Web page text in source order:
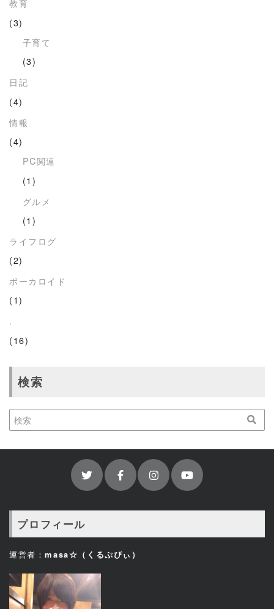
教育
(3)
子育て
(3)
日記
(4)
情報
(4)
PC関連
(1)
グルメ
(1)
ライフログ
(2)
ボーカロイド
(1)
.
(16)
検索
プロフィール
運営者：masa☆（くるぷぴぃ）